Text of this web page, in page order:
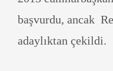
başvurdu, ancak
adaylıktan çekildi.